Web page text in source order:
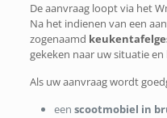
De aanvraag loopt via het
Na het indienen van een
zogenaamd
gekeken naar uw situatie
Als uw aanvraag wordt
een scootmobiel in